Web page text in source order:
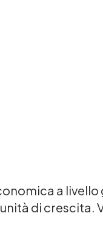
a
di crescita.